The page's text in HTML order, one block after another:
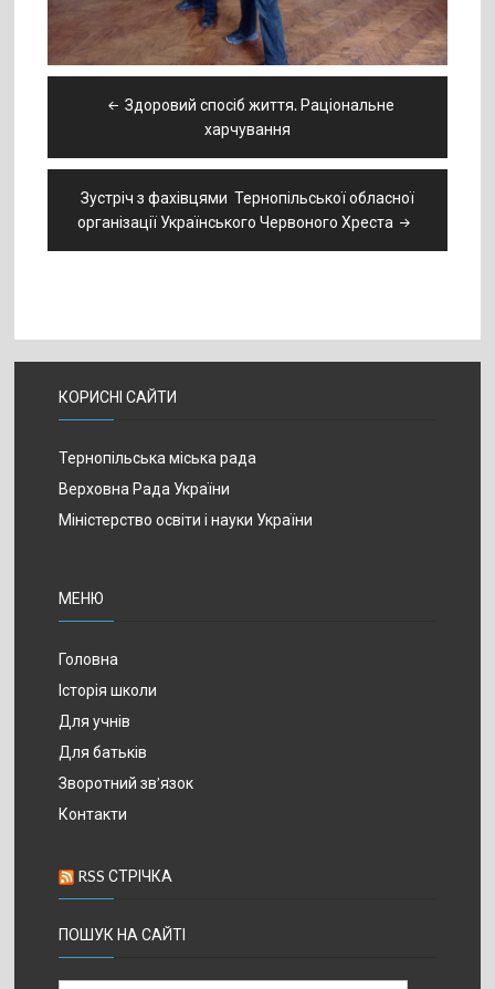
записівЗдоровий спосіб життя. Раціональне
харчування
Зустріч з фахівцями Тернопільської обласної
організації Українського Червоного Хреста
КОРИСНІ САЙТИ
Тернопільська міська рада
Верховна Рада України
Міністерство освіти і науки України
МЕНЮ
Головна
Історія школи
Для учнів
Для батьків
Зворотний зв’язок
Контакти
RSS СТРІЧКА
ПОШУК НА САЙТІ